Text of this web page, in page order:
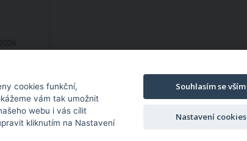
seřazené podle ceny od nejlevnějších v kategorii
cookies funkční,
vám tak umožnit
webu i vás cílit
kliknutím na Nastavení
Souhlasím se vším
Nastavení cookies